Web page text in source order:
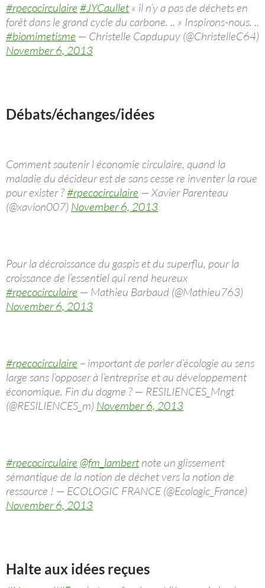
#rpecocirculaire #JYCaullet« il n’y a pas de déchets en
forêt dans le grand cycle du carbone. .. » Inspirons-nous. ..
#biomimetisme — Christelle Capdupuy (@ChristelleC64)
November 6, 2013
Débats/échanges/idées
Comment soutenir l économie circulaire, quand la
maladie du décideur est de sans cesse re inventer la roue
pour exister ?#rpecocirculaire — Xavier Parenteau
(@xavion007) November 6, 2013
Pour la décroissance du gaspis et du superflu, pour la
croissance de l’essentiel qui rend heureux
#rpecocirculaire — Mathieu Barbaud (@Mathieu763)
November 6, 2013
#rpecocirculaire – important de parler d’écologie au sens
large sans l’opposer à l’entreprise et au développement
économique. Fin du dogme ? — RESILIENCES_Mngt
(@RESILIENCES_m) November 6, 2013
#rpecocirculaire @fm_lambertnote un glissement
sémantique de la notion de déchet vers la notion de
ressource ! — ECOLOGIC FRANCE (@Ecologic_France)
November 6, 2013
Halte aux idées reçues